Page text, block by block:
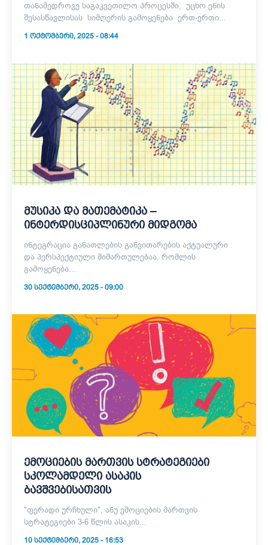
თანამედროვე საგაკვეთილო პროცესში, უცხო ენის
შესასწავლისას სიმღერის გამოყენება ერთ-ერთი...
1 ᲝᲥᲢᲝᲛᲑᲔᲠᲘ, 2025 - 08:44
მუსიკა და მათემატიკა –
ინტერდისციპლინური მიდგომა
ინტეგრაცია განათლების განვითარების აქტუალური
და პერსპექტიული მიმართულებაა, რომლის
გამოყენება...
30 ᲡᲔᲥᲢᲔᲛᲑᲔᲠᲘ, 2025 - 09:00
ემოციების მართვის სტრატეგიები
სკოლამდელი ასაკის
ბავშვებისათვის
"ფერადი ურჩხული", ანუ ემოციების მართვის
სტრატეგიები 3-6 წლის ასაკის...
10 ᲡᲔᲥᲢᲔᲛᲑᲔᲠᲘ, 2025 - 16:53